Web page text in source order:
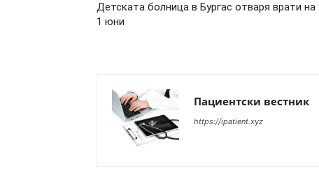
Детската болница в Бургас отваря врати на
1 юни
Пациентски вестник
https://ipatient.xyz